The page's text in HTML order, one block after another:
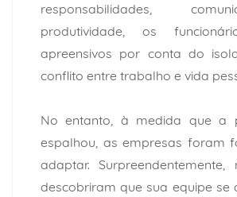
responsabilidades,
produtividade, os
apreensivos por conta do
conflito entre trabalho e vida
No entanto, à medida que a
espalhou, as empresas foram
adaptar. Surpreendentemente,
descobriram que sua equipe se